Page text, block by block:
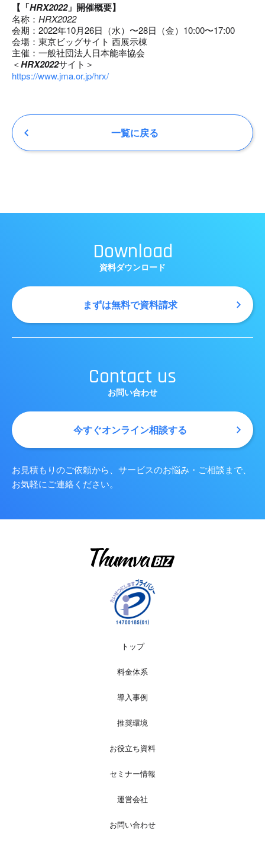
【「HRX2022」開催概要】
名称： HRX2022
会期：2022年10⽉26⽇（⽔）〜28⽇（⾦）10:00〜17:00
会場：東京ビッグサイト 西展示棟
主催：一般社団法人日本能率協会
＜HRX2022サイト＞
https://www.jma.or.jp/hrx/
一覧に戻る
Download
資料ダウンロード
まずは無料で資料請求
Contact us
お問い合わせ
今すぐオンライン相談する
お見積もりのご依頼から、サービスのお悩み・ご相談まで、
お気軽にご連絡ください。
トップ
料金体系
導入事例
推奨環境
お役立ち資料
セミナー情報
運営会社
お問い合わせ